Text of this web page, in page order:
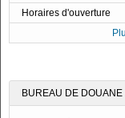
Horaires d'ouverture
BUREAU DE